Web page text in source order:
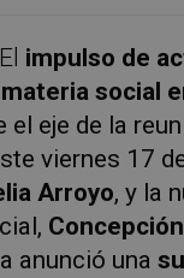
impulso de
social
el eje de la
viernes 17
Arroyo, y la
anunció una